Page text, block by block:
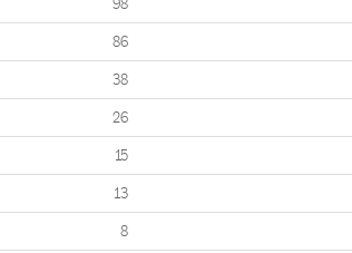
98
86
38
26
15
13
8